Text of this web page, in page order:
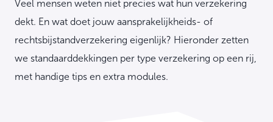
Veel mensen weten niet precies wat hun verzekering
dekt. En wat doet jouw aansprakelijkheids- of
rechtsbijstandverzekering eigenlijk? Hieronder zetten
we standaarddekkingen per type verzekering op een rij,
met handige tips en extra modules.